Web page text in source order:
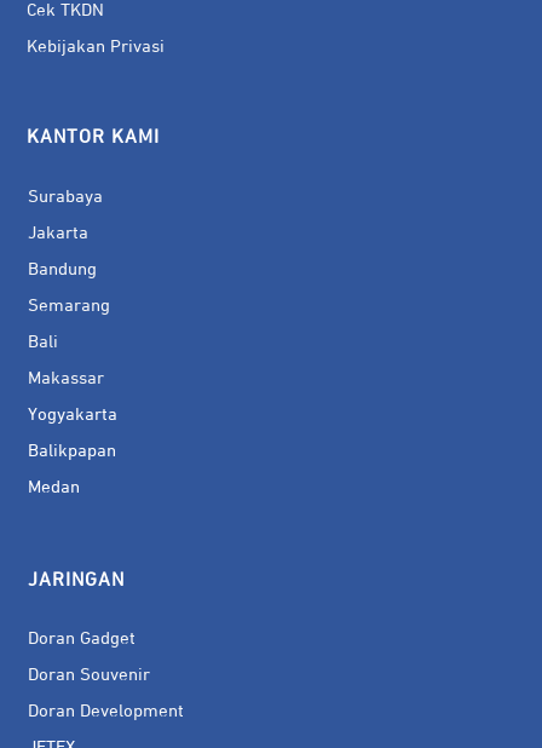
Cek TKDN
Kebijakan Privasi
KANTOR KAMI
Surabaya
Jakarta
Bandung
Semarang
Bali
Makassar
Yogyakarta
Balikpapan
Medan
JARINGAN
Doran Gadget
Doran Souvenir
Doran Development